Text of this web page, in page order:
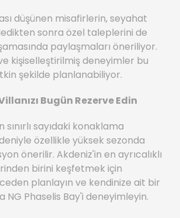
düşünen misafirlerin, seyahat
sonra özel taleplerini de
paylaşmaları öneriliyor.
kişiselleştirilmiş deneyimler bu
şekilde planlanabiliyor.
Bugün Rezerve Edin
sınırlı sayıdaki konaklama
özellikle yüksek sezonda
önerilir. Akdeniz'in en ayrıcalıklı
birini keşfetmek için
planlayın ve kendinize ait bir
NG Phaselis Bay'i deneyimleyin.